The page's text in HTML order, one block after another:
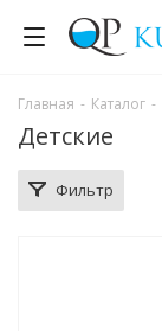
Главная - Каталог -
Детские
Фильтр